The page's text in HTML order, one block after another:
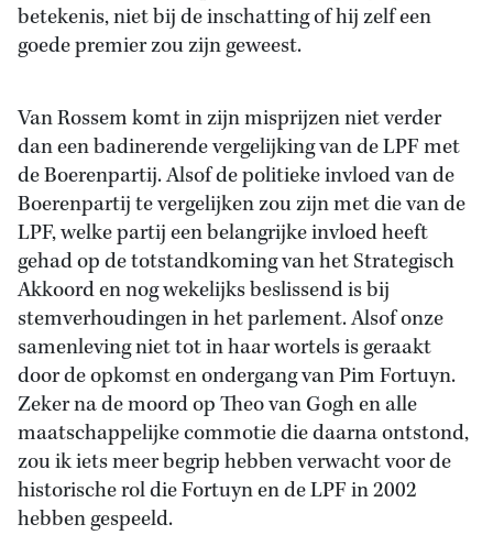
betekenis, niet bij de inschatting of hij zelf een
goede premier zou zijn geweest.
Van Rossem komt in zijn misprijzen niet verder
dan een badinerende vergelijking van de LPF met
de Boerenpartij. Alsof de politieke invloed van de
Boerenpartij te vergelijken zou zijn met die van de
LPF, welke partij een belangrijke invloed heeft
gehad op de totstandkoming van het Strategisch
Akkoord en nog wekelijks beslissend is bij
stemverhoudingen in het parlement. Alsof onze
samenleving niet tot in haar wortels is geraakt
door de opkomst en ondergang van Pim Fortuyn.
Zeker na de moord op Theo van Gogh en alle
maatschappelijke commotie die daarna ontstond,
zou ik iets meer begrip hebben verwacht voor de
historische rol die Fortuyn en de LPF in 2002
hebben gespeeld.